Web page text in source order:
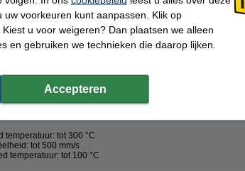
BTW
P1S Combo is een veelzijdige CoreXY 3D-printer met
voor automatisch wisselen tussen meerdere kleuren of
functies en slimme filamentwissel is dit model
temperatuur: tot 300 °C
tot 500 mm/s
temperatuur: tot 100 °C
voorkeuren kunt aanpassen. Klik op
u voor weigeren? Dan plaatsen we alleen
en gebruiken we technieken die daarop lijken.
Accepteren